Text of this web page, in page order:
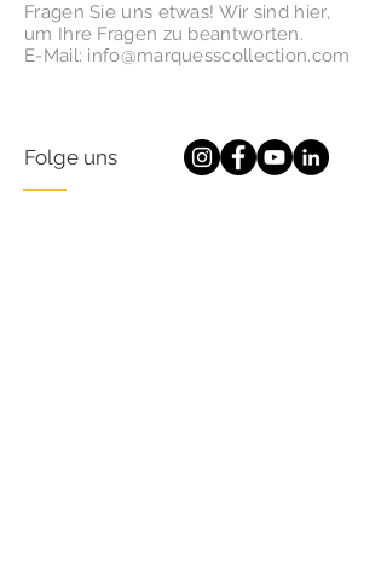
Folge uns
Fragen Sie uns etwas! Wir sind hier,
um Ihre Fragen zu beantworten.
E-Mail: info@marquesscollection.com